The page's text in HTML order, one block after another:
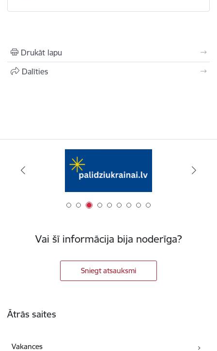
Drukāt lapu
Dalīties
Vai šī informācija bija noderīga?
Sniegt atsauksmi
Ātrās saites
Vakances